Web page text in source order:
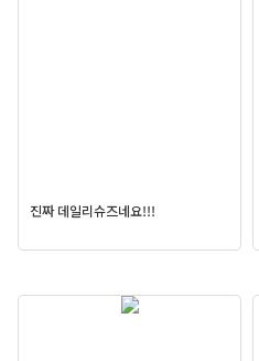
진짜 데일리슈즈네요!!!